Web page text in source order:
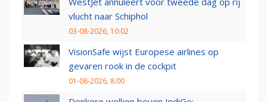
vlucht naar Schiphol
03-08-2026, 10:02
VisionSafe wijst Europese airlines op
gevaren rook in de cockpit
01-08-2026, 8:00